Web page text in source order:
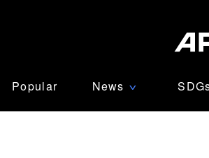
Popular News ∨